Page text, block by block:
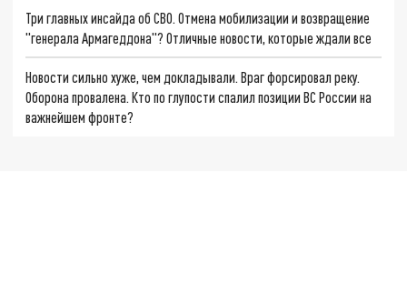
Три главных инсайда об СВО. Отмена мобилизации и возвращение
"генерала Армагеддона"? Отличные новости, которые ждали все
Новости сильно хуже, чем докладывали. Враг форсировал реку.
Оборона провалена. Кто по глупости спалил позиции ВС России на
важнейшем фронте?